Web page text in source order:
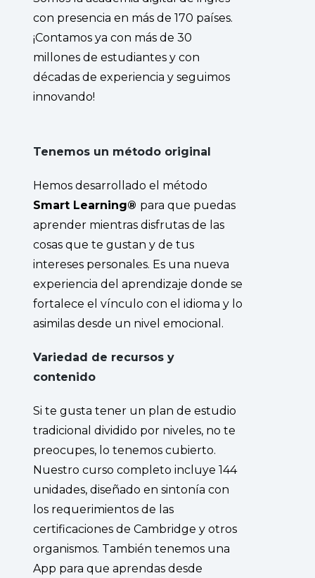
con presencia en más de 170 países.
¡Contamos ya con más de 30
millones de estudiantes y con
décadas de experiencia y seguimos
innovando!
Tenemos un método original
Hemos desarrollado el método
Smart Learning® para que puedas
aprender mientras disfrutas de las
cosas que te gustan y de tus
intereses personales. Es una nueva
experiencia del aprendizaje donde se
fortalece el vínculo con el idioma y lo
asimilas desde un nivel emocional.
Variedad de recursos y
contenido
Si te gusta tener un plan de estudio
tradicional dividido por niveles, no te
preocupes, lo tenemos cubierto.
Nuestro curso completo incluye 144
unidades, diseñado en sintonía con
los requerimientos de las
certificaciones de Cambridge y otros
organismos. También tenemos una
App para que aprendas desde